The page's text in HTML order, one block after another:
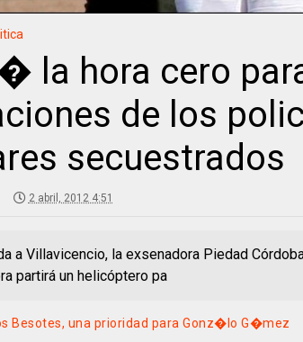
la hora cero
de los
secuestrados
2 abril, 2012 4:51
a Villavicencio, la exsenadora Piedad
partirá un helicóptero pa
Besotes, una prioridad para Gonz�lo G�mez